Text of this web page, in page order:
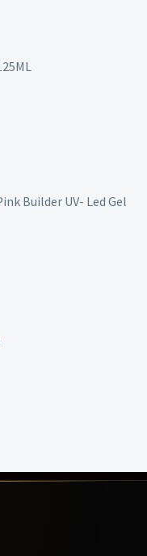
Builder UV- Led Gel